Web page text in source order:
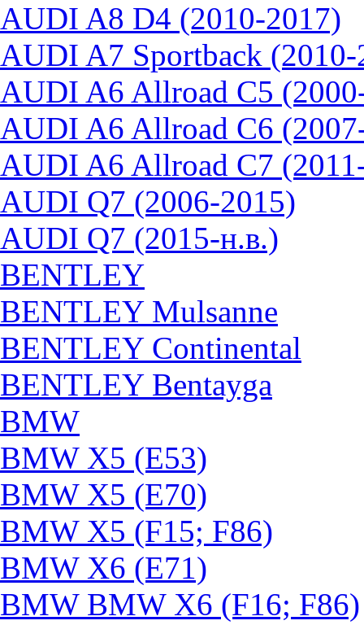
AUDI A8 D4 (2010-2017)
AUDI A7 Sportback (2010-
AUDI A6 Allroad C5
AUDI A6 Allroad C6
AUDI A6 Allroad C7
AUDI Q7 (2006-2015)
AUDI Q7 (2015-н.в.)
BENTLEY
BENTLEY Mulsanne
BENTLEY Continental
BENTLEY Bentayga
BMW
BMW X5 (E53)
BMW X5 (E70)
BMW X5 (F15; F86)
BMW X6 (E71)
BMW BMW X6 (F16; F86)